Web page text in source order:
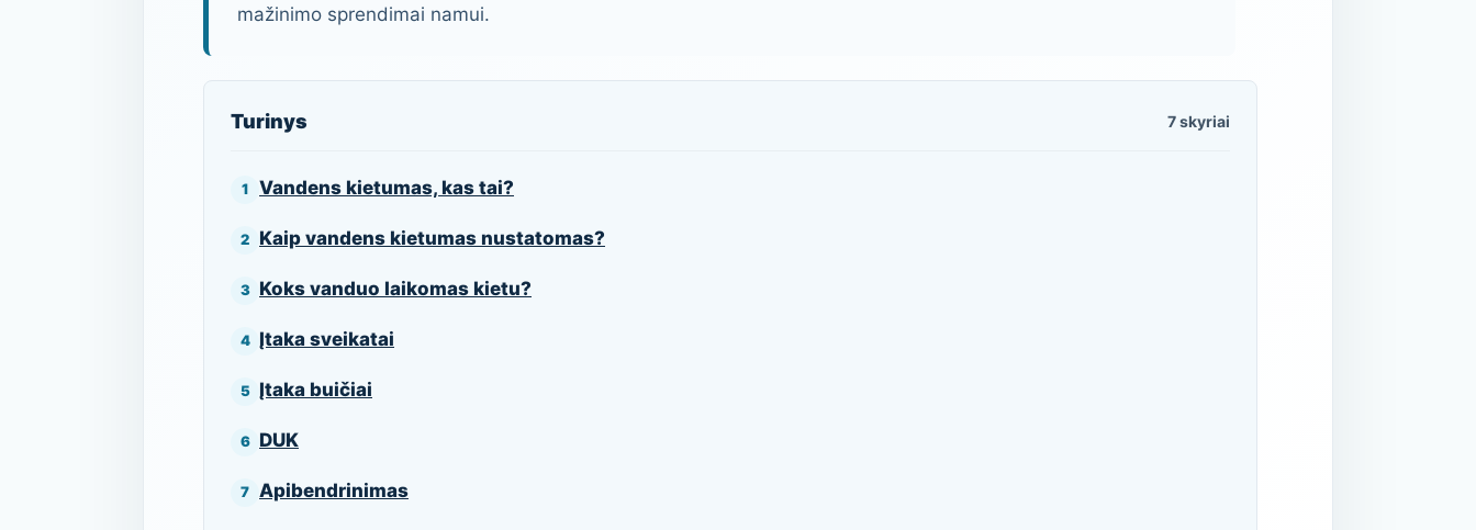
mažinimo sprendimai namui.
Turinys 7 skyriai
Vandens kietumas, kas tai?
Kaip vandens kietumas nustatomas?
Koks vanduo laikomas kietu?
Įtaka sveikatai
Įtaka buičiai
DUK
Apibendrinimas